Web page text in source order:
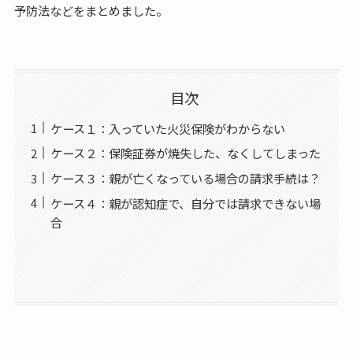
予防法などをまとめました。
目次
ケース１：入っていた火災保険がわからない
ケース２：保険証券が焼失した、なくしてしまった
ケース３：親が亡くなっている場合の請求手続は？
ケース４：親が認知症で、自分では請求できない場
合